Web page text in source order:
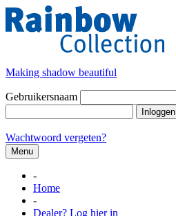
Making shadow beautiful
Gebruikersnaam
Inloggen
Wachtwoord vergeten?
Menu
-
Home
-
Dealer? Log hier in